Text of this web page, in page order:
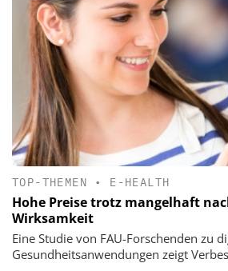
TOP-THEMEN • E-HEALTH
Hohe Preise trotz mangelhaft
Wirksamkeit
Eine Studie von FAU-Forschenden zu
Gesundheitsanwendungen zeigt